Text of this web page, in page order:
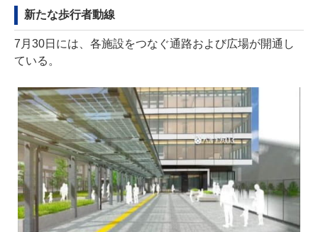
新たな歩行者動線
7月30日には、各施設をつなぐ通路および広場が開通し
ている。